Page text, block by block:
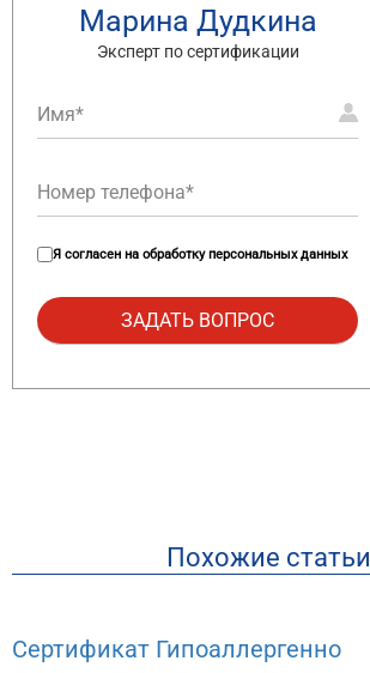
Марина Дудкина
Эксперт по сертификации
Я согласен на обработку персональных данных
Похожие статьи
Сертификат Гипоаллергенно